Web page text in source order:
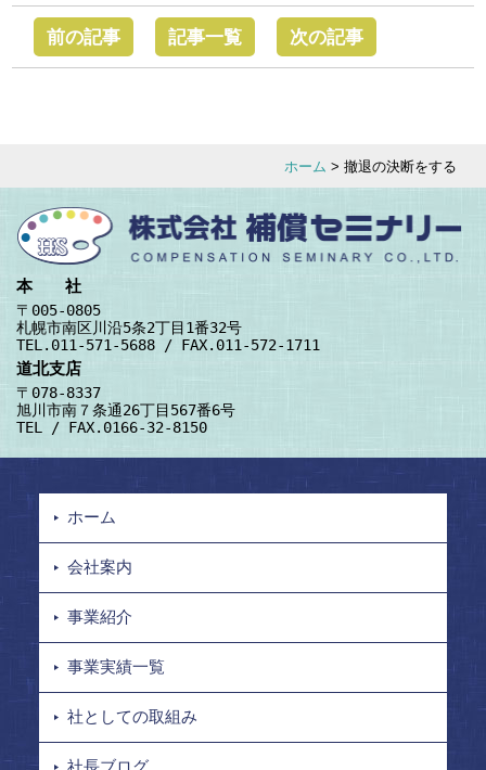
前の記事 記事一覧 次の記事
ホーム > 撤退の決断をする
本 社
〒005-0805
札幌市南区川沿5条2丁目1番32号
TEL.011-571-5688 / FAX.011-572-1711
道北支店
〒078-8337
旭川市南７条通26丁目567番6号
TEL / FAX.0166-32-8150
ホーム
会社案内
事業紹介
事業実績一覧
社としての取組み